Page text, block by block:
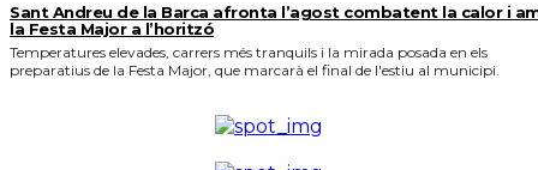
Sant Andreu de la Barca afronta l’agost combatent la calor i
la Festa Major a l’horitzó
Temperatures elevades, carrers més tranquils i la mirada posada en els
preparatius de la Festa Major, que marcarà el final de l'estiu al municipi.